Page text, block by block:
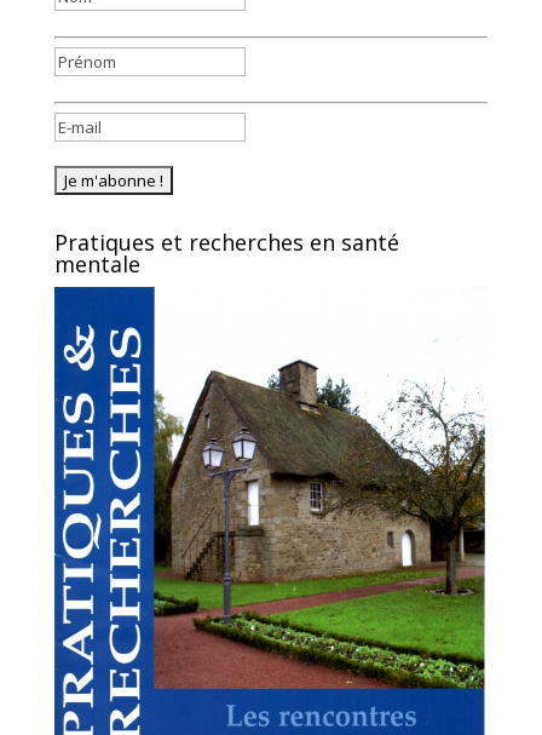
Pratiques et recherches en santé
mentale